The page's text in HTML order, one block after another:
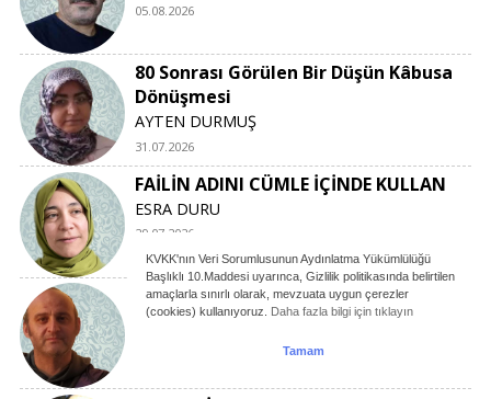
KVKK'nın Veri Sorumlusunun Aydınlatma Yükümlülüğü
Başlıklı 10.Maddesi uyarınca, Gizlilik politikasında belirtilen
amaçlarla sınırlı olarak, mevzuata uygun çerezler
(cookies) kullanıyoruz. Daha fazla bilgi için tıklayın
Tamam
05.08.2026
80 Sonrası Görülen Bir Düşün Kâbusa
Dönüşmesi
AYTEN DURMUŞ
31.07.2026
FAİLİN ADINI CÜMLE İÇİNDE KULLAN
ESRA DURU
29.07.2026
BİLGİNİN İNSANİLEŞTİRİLMESİ-2
ÜSTÜN BOL